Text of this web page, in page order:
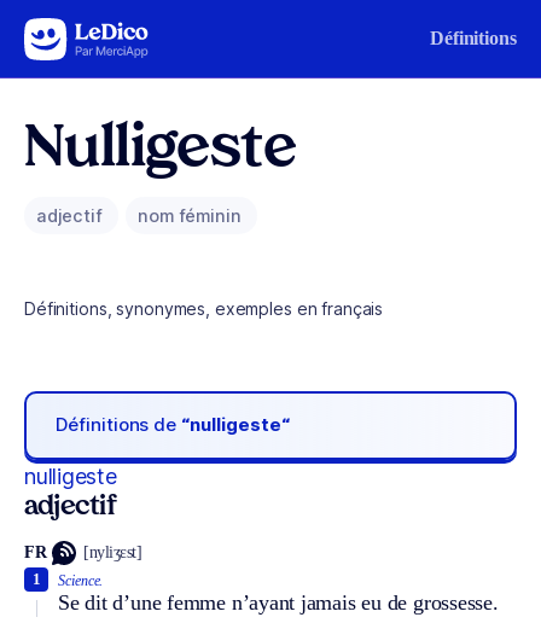
Aller au contenu Définitions
Nulligeste
adjectif nom féminin
Définitions, synonymes, exemples en français
Définitions de “nulligeste“
nulligeste
adjectif
FR [nyliʒɛst]
Science.
Se dit d’une femme n’ayant jamais eu de grossesse.
1